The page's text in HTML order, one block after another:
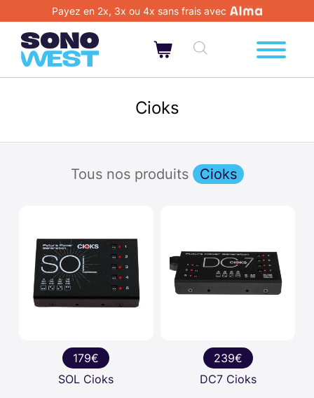
Payez en 2x, 3x ou 4x sans frais avec
Cioks
Tous nos produits Cioks
179€
SOL Cioks
239€
DC7 Cioks